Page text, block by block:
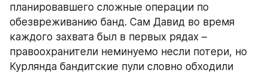
планировавшего сложные операции по
обезвреживанию банд. Сам Давид во время
каждого захвата был в первых рядах –
правоохранители неминуемо несли потери, но
Курлянда бандитские пули словно обходили